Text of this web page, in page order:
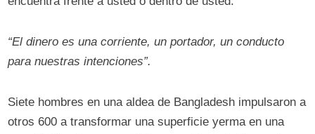
“El dinero es una corriente, un portador, un conducto
para nuestras intenciones”.
Siete hombres en una aldea de Bangladesh impulsaron a
otros 600 a transformar una superficie yerma en una